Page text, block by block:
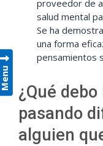
proveedor de
salud mental
Se ha
una forma
pensamientos
¿Qué
pasando
alguien